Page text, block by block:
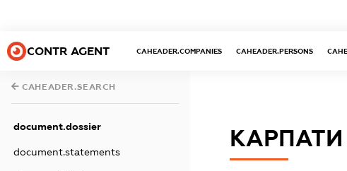
CONTR AGENT CAHEADER.COMPANIES CAHEADER.PERSONS
CAHEADER.SEARCH
document.dossier
document.statements
КАРПАТИ